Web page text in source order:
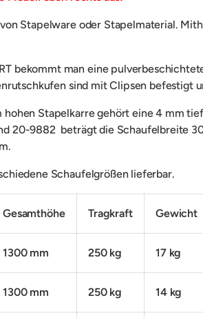
Stapelware oder Stapelmaterial.
bekommt man eine
sind mit Clipsen befestigt
Stapelkarre gehört eine 4 mm
20-9882 beträgt die Schaufelbreite
Schaufelgrößen lieferbar.
Gesamthöhe Tragkraft Gewicht
1300 mm 250 kg 17 kg
1300 mm 250 kg 14 kg